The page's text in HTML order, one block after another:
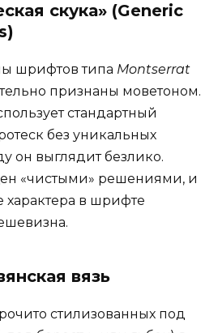
скука» (Generic
шрифтов типа Montserrat
признаны моветоном.
стандартный
без уникальных
он выглядит безлико.
«чистыми» решениями, и
характера в шрифте
вязь
стилизованных под